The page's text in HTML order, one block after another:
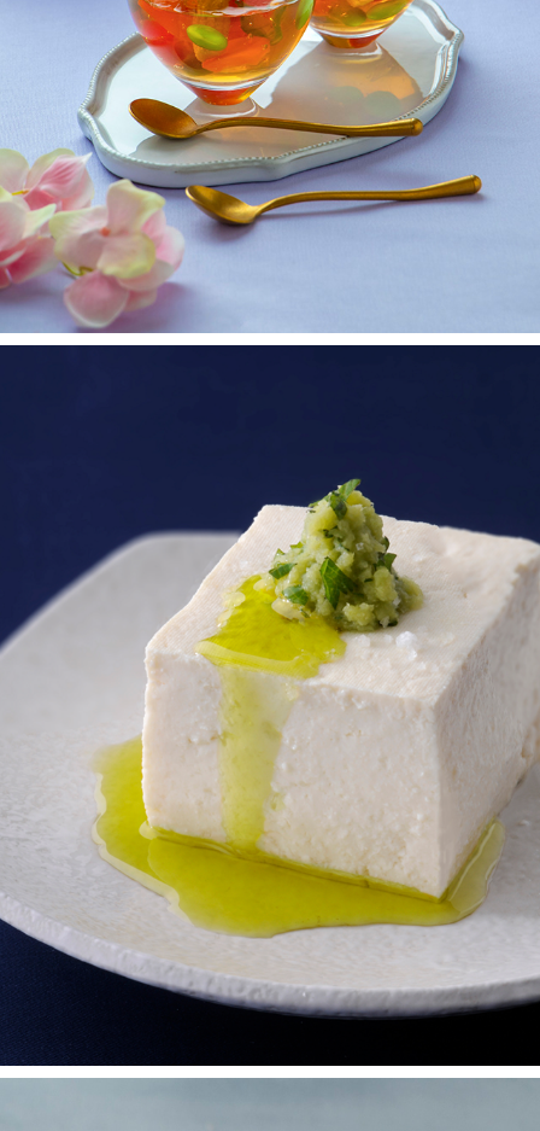
BRILLIANT OILE RECIPE　　　『美しいオイルレシピ』
2024